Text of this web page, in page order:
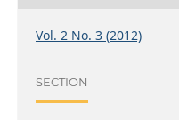
Vol. 2 No. 3 (2012)
SECTION